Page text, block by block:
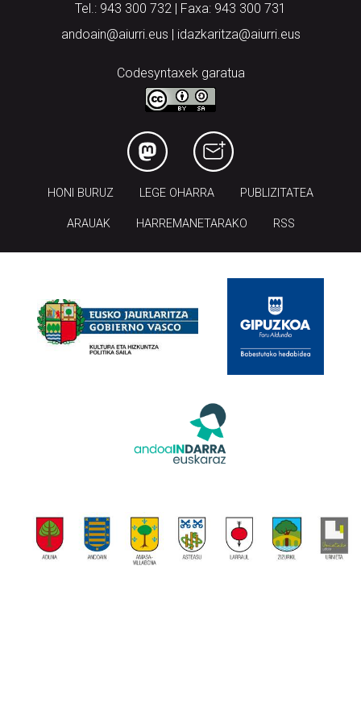
Tel.: 943 300 732 | Faxa: 943 300 731
andoain@aiurri.eus | idazkaritza@aiurri.eus
Codesyntaxek garatua
HONI BURUZ LEGE OHARRA PUBLIZITATEA
ARAUAK HARREMANETARAKO RSS